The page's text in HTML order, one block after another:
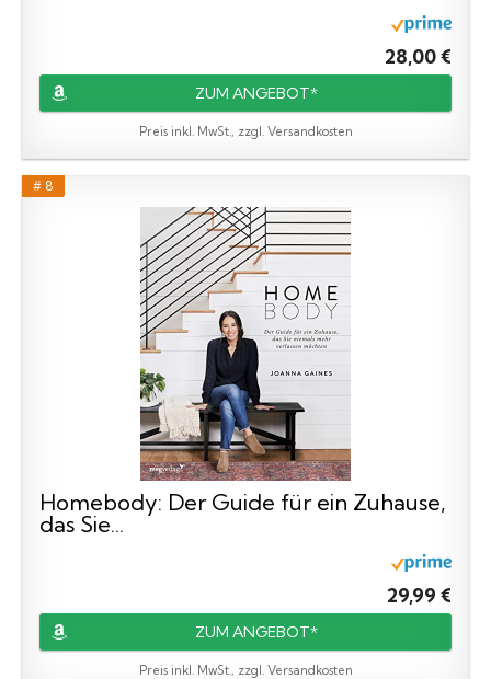
28,00 €
ZUM ANGEBOT*
Preis inkl. MwSt., zzgl. Versandkosten
# 8
Homebody: Der Guide für ein Zuhause,
das Sie...
29,99 €
ZUM ANGEBOT*
Preis inkl. MwSt., zzgl. Versandkosten